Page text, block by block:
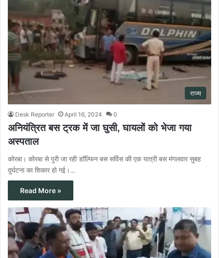
राज्य
Desk Reporter April 16, 2024 0
अनियंत्रित बस ट्रक में जा घुसी, घायलों को भेजा गया
अस्पताल
कोरबा। कोरबा से पुरी जा रही डॉल्फिन बस सर्विस की एक यात्री बस मंगलवार सुबह
दुर्घटना का शिकार हो गई।…
Read More »